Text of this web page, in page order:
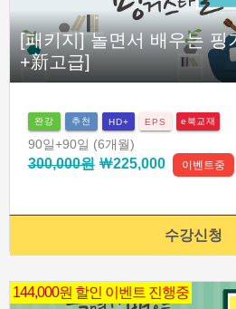
[패키지] 놀면서 배우는 핑
+新고급]
완강 추천 HD+ EPS e북교재
90일+90일 (6개월)
300,000원￦225,000 이벤트중
수강신청
144,000원 할인 이벤트 진행중